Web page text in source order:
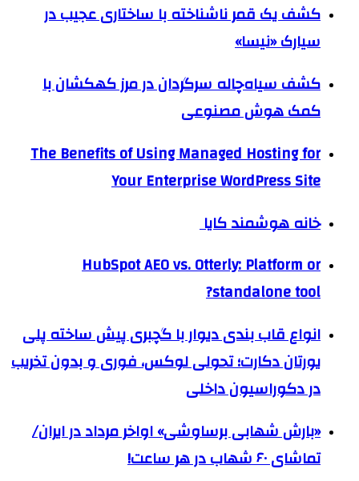
کشف یک قمر ناشناخته با ساختاری عجیب در
سیارک «نیسا»
کشف سیاه‌چاله سرگردان در مرز کهکشان با
کمک هوش مصنوعی
The Benefits of Using Managed Hosting for
Your Enterprise WordPress Site
خانه هوشمند کایا
HubSpot AEO vs. Otterly: Platform or
standalone tool?
انواع قاب بندی دیوار با گچبری پیش ساخته پلی
یورتان دکارت؛ تحولی لوکس، فوری و بدون تخریب
در دکوراسیون داخلی
«بارش شهابی برساوشی» اواخر مرداد در ایران/
تماشای ۶۰ شهاب در هر ساعت!